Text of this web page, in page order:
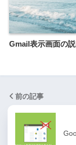
Gmail表示画面の説
前の記事